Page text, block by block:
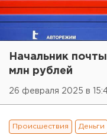
Начальник
млн рублей
26 февраля 2025 в
Происшествия Деньги